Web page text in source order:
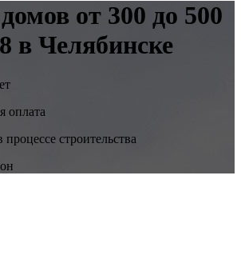
от 300 до 500
в Челябинске
оплата
строительства